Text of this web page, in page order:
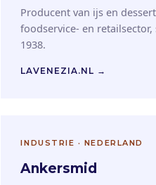
Producent van ijs en
foodservice- en retailsector,
1938.
LAVENEZIA.NL →
INDUSTRIE · NEDERLAND
Ankersmid